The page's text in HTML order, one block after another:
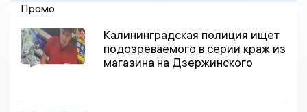
Промо
Калининградская полиция ищет
подозреваемого в серии краж из
магазина на Дзержинского